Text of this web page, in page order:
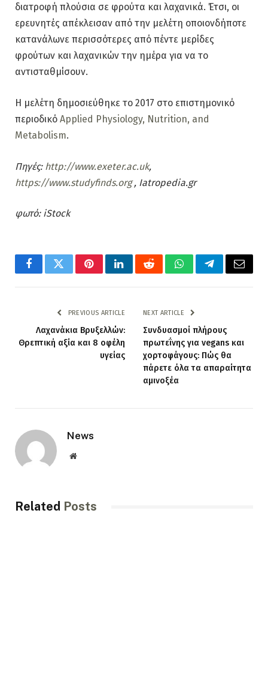
διατροφή πλούσια σε φρούτα και λαχανικά. Έτσι, οι
ερευνητές απέκλεισαν από την μελέτη οποιονδήποτε
κατανάλωνε περισσότερες από πέντε μερίδες
φρούτων και λαχανικών την ημέρα για να το
αντισταθμίσουν.
Η μελέτη δημοσιεύθηκε το 2017 στο επιστημονικό
περιοδικό Applied Physiology, Nutrition, and
Metabolism.
Πηγές: http://www.exeter.ac.uk,
https://www.studyfinds.org, Iatropedia.gr
φωτό: iStock
FacebookTwitterPinterestLinkedInRedditWhatsAppTelegramEmail
PREVIOUS ARTICLE
Λαχανάκια Βρυξελλών:
Θρεπτική αξία και 8 οφέλη
υγείας
NEXT ARTICLE
Συνδυασμοί πλήρους
πρωτεΐνης για vegans και
χορτοφάγους: Πώς θα
πάρετε όλα τα απαραίτητα
αμινοξέα
News
Website
Related Posts